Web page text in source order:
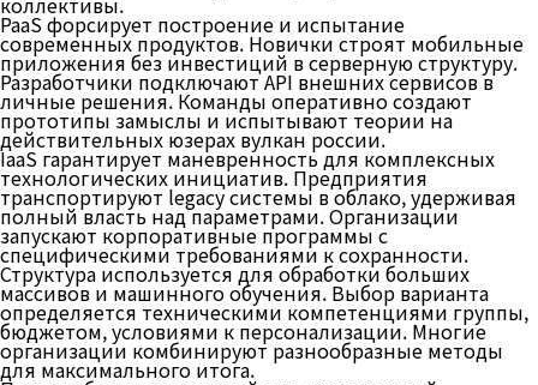
PaaS форсирует построение и испытание
современных продуктов. Новички строят мобильные
приложения без инвестиций в серверную структуру.
Разработчики подключают API внешних сервисов в
личные решения. Команды оперативно создают
прототипы замыслы и испытывают теории на
действительных юзерах вулкан россии.
IaaS гарантирует маневренность для комплексных
технологических инициатив. Предприятия
транспортируют legacy системы в облако, удерживая
полный власть над параметрами. Организации
запускают корпоративные программы с
специфическими требованиями к сохранности.
Структура используется для обработки больших
массивов и машинного обучения. Выбор варианта
определяется техническими компетенциями группы,
бюджетом, условиями к персонализации. Многие
организации комбинируют разнообразные методы
для максимального итога.